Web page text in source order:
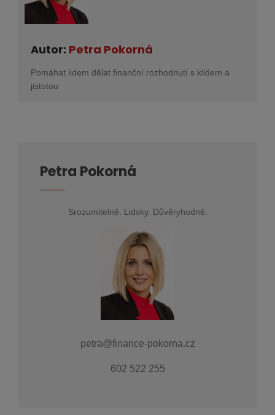
Autor: Petra Pokorná
Pomáhat lidem dělat finanční rozhodnutí s klidem a
jistotou
Petra Pokorná
Srozumitelně. Lidsky. Důvěryhodně.
petra@finance-pokorna.cz
602 522 255